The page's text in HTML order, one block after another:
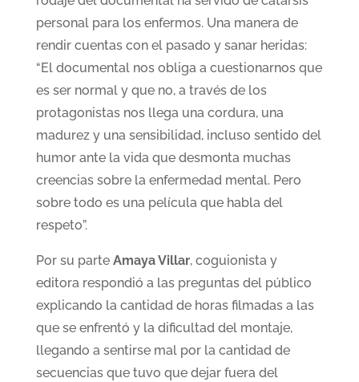
personal para los enfermos. Una manera de
rendir cuentas con el pasado y sanar heridas:
“El documental nos obliga a cuestionarnos que
es ser normal y que no, a través de los
protagonistas nos llega una cordura, una
madurez y una sensibilidad, incluso sentido del
humor ante la vida que desmonta muchas
creencias sobre la enfermedad mental. Pero
sobre todo es una película que habla del
respeto”.
Por su parte Amaya Villar, coguionista y
editora respondió a las preguntas del público
explicando la cantidad de horas filmadas a las
que se enfrentó y la dificultad del montaje,
llegando a sentirse mal por la cantidad de
secuencias que tuvo que dejar fuera del